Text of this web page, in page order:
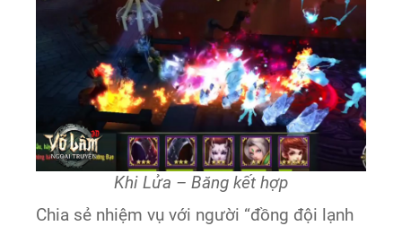
Khi Lửa – Băng kết hợp
Chia sẻ nhiệm vụ với người “đồng đội lạnh